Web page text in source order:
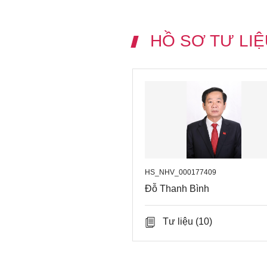
HỒ SƠ TƯ
HS_NHV_000177409
Đỗ Thanh Bình
Tư liệu (10)